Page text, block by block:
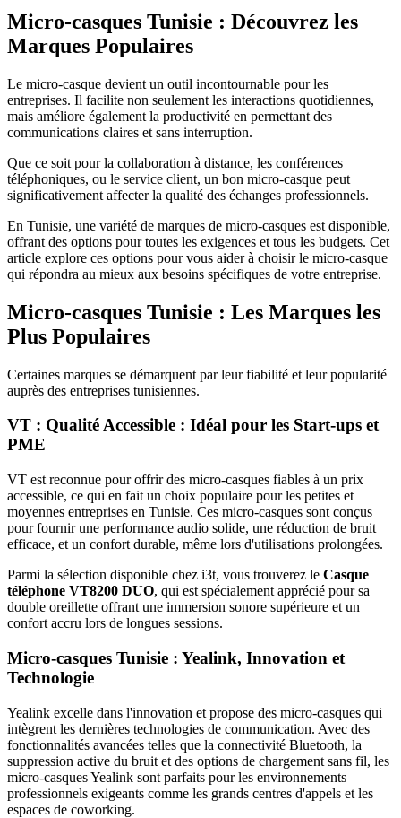
Micro-casques Tunisie : Découvrez les
Marques Populaires
Le micro-casque devient un outil incontournable pour les
entreprises. Il facilite non seulement les interactions quotidiennes,
mais améliore également la productivité en permettant des
communications claires et sans interruption.
Que ce soit pour la collaboration à distance, les conférences
téléphoniques, ou le service client, un bon micro-casque peut
significativement affecter la qualité des échanges professionnels.
En Tunisie, une variété de marques de micro-casques est disponible,
offrant des options pour toutes les exigences et tous les budgets. Cet
article explore ces options pour vous aider à choisir le micro-casque
qui répondra au mieux aux besoins spécifiques de votre entreprise.
Micro-casques Tunisie : Les Marques les
Plus Populaires
Certaines marques se démarquent par leur fiabilité et leur popularité
auprès des entreprises tunisiennes.
VT : Qualité Accessible : Idéal pour les Start-ups et
PME
VT est reconnue pour offrir des micro-casques fiables à un prix
accessible, ce qui en fait un choix populaire pour les petites et
moyennes entreprises en Tunisie. Ces micro-casques sont conçus
pour fournir une performance audio solide, une réduction de bruit
efficace, et un confort durable, même lors d'utilisations prolongées.
Parmi la sélection disponible chez i3t, vous trouverez le Casque
téléphone VT8200 DUO, qui est spécialement apprécié pour sa
double oreillette offrant une immersion sonore supérieure et un
confort accru lors de longues sessions.
Micro-casques Tunisie : Yealink, Innovation et
Technologie
Yealink excelle dans l'innovation et propose des micro-casques qui
intègrent les dernières technologies de communication. Avec des
fonctionnalités avancées telles que la connectivité Bluetooth, la
suppression active du bruit et des options de chargement sans fil, les
micro-casques Yealink sont parfaits pour les environnements
professionnels exigeants comme les grands centres d'appels et les
espaces de coworking.